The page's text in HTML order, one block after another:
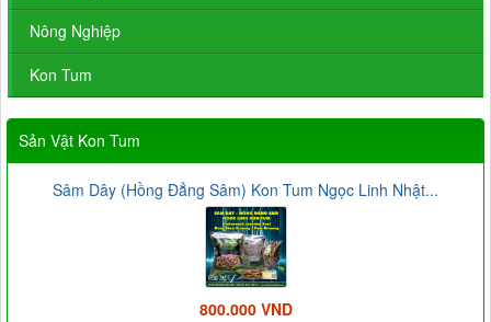
Nông Nghiệp
Kon Tum
Sản Vật Kon Tum
Sâm Dây (Hồng Đẳng Sâm) Kon Tum Ngọc Linh Nhật...
800.000 VND